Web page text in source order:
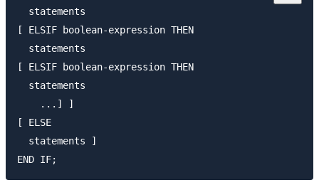
  statements
[ ELSIF boolean-expression THEN
  statements
[ ELSIF boolean-expression THEN
  statements
    ...] ]
[ ELSE
  statements ]